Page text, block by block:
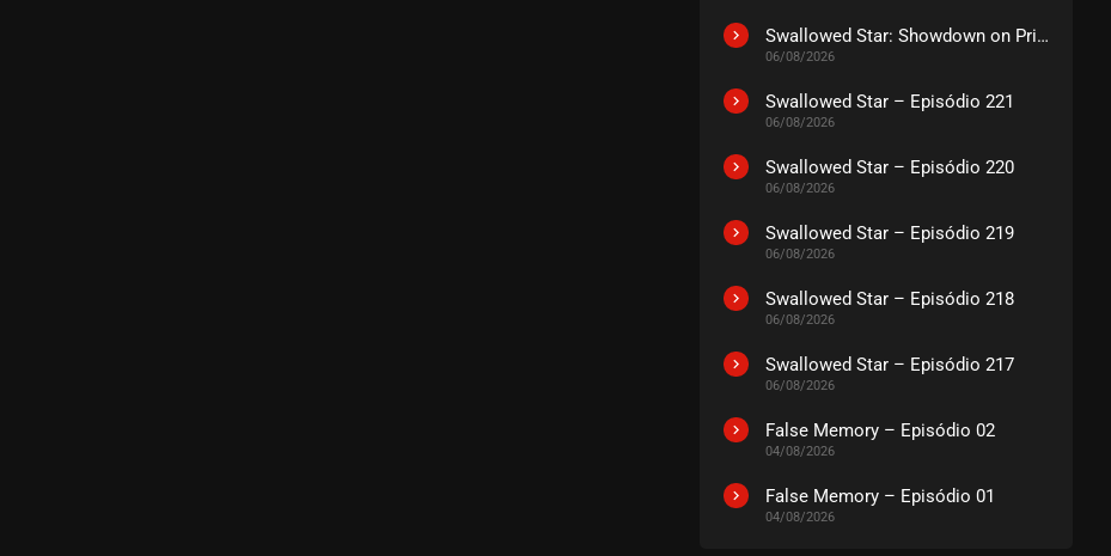
EPISÓDIO 109 A 111
dezembro 29, 2025
dezembro 16, 2025
EPISÓDIO 97 A 99
Swallowed Star: Showdown on Primeval Star – O Filme
06/08/2026
Swallowed Star – Episódio 221
06/08/2026
Swallowed Star – Episódio 220
06/08/2026
Swallowed Star – Episódio 219
06/08/2026
Swallowed Star – Episódio 218
06/08/2026
Swallowed Star – Episódio 217
06/08/2026
False Memory – Episódio 02
04/08/2026
False Memory – Episódio 01
04/08/2026